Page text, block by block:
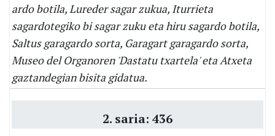
ardo botila, Lureder sagar zukua, Iturrieta
sagardotegiko bi sagar zuku eta hiru sagardo botila,
Saltus garagardo sorta, Garagart garagardo sorta,
Museo del Organoren 'Dastatu txartela' eta Atxeta
gaztandegian bisita gidatua.
2. saria: 436